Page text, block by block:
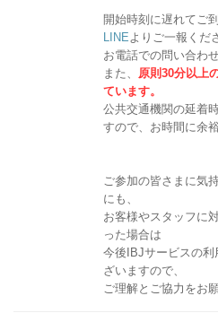
開始時刻に遅れてご
LINE よりご一報くだ
お電話での問い合わ
また、 原則30分以上
ています。
公共交通機関の延着
すので、お時間に余
ご参加の皆さまに気
にも、
お客様やスタッフに
った場合は
今後IBJサービスの
ざいますので、
ご理解とご協力をお